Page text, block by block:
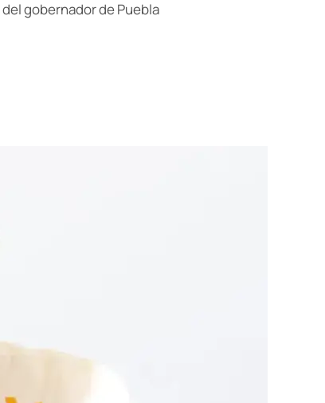
gobernador de Puebla